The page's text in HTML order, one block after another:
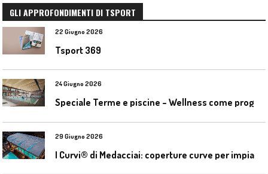
GLI APPROFONDIMENTI DI TSPORT
22 Giugno 2026
Tsport 369
24 Giugno 2026
29 Giugno 2026